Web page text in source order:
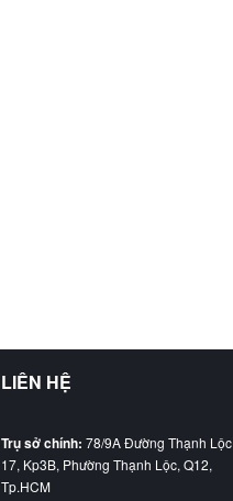
LIÊN HỆ
Trụ sở chính: 78/9A Đường Thạnh Lộc
17, Kp3B, Phường Thạnh Lộc, Q12,
Tp.HCM